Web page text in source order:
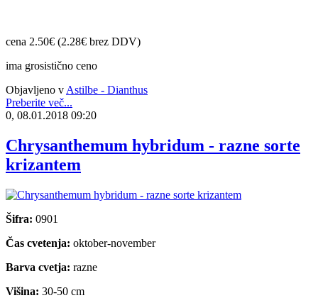
cena 2.50€ (2.28€ brez DDV)
ima grosistično ceno
Objavljeno v Astilbe - Dianthus
Preberite več...
0, 08.01.2018 09:20
Chrysanthemum hybridum - razne sorte
krizantem
Šifra: 0901
Čas cvetenja: oktober-november
Barva cvetja: razne
Višina: 30-50 cm